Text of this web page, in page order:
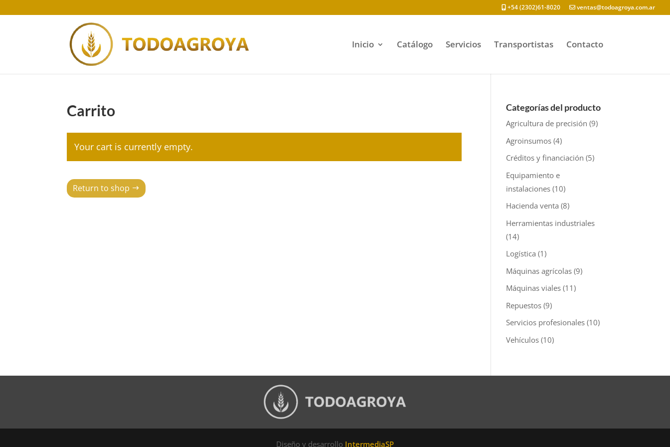
+54 (2302)61-8020 ventas@todoagroya.com.ar
Inicio Catálogo Servicios Transportistas Contacto
Carrito
Your cart is currently empty.
Return to shop
Categorías del producto
Agricultura de precisión (9)
Agroinsumos (4)
Créditos y financiación (5)
Equipamiento e
instalaciones (10)
Hacienda venta (8)
Herramientas industriales
(14)
Logística (1)
Máquinas agrícolas (9)
Máquinas viales (11)
Repuestos (9)
Servicios profesionales (10)
Vehículos (10)
Diseño y desarrollo IntermediaSP